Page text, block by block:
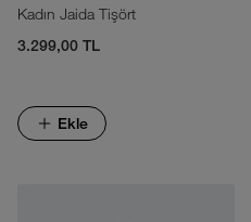
Kadın Jaida Tişört
3.299,00 TL
Ekle